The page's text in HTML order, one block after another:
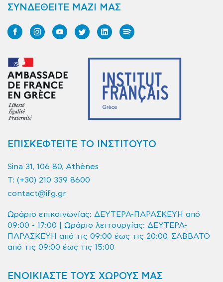
ΣΥΝΔΕΘΕΙΤΕ ΜΑΖΙ ΜΑΣ
ΕΠΙΣΚΕΦΤΕΙΤΕ ΤΟ ΙΝΣΤΙΤΟΥΤΟ
Sina 31, 106 80, Athènes
T: (+30) 210 339 8600
contact@ifg.gr
Ωράριο επικοινωνίας: ΔΕΥΤΕΡΑ-ΠΑΡΑΣΚΕΥΗ από
09:00 - 17:00 | Ωράριο λειτουργίας: ΔΕΥΤΕΡΑ-
ΠΑΡΑΣΚΕΥΗ από τις 09:00 έως τις 20:00, ΣΑΒΒΑΤΟ
από τις 09:00 έως τις 15:00
ΕΝΟΙΚΙΑΣΤΕ ΤΟΥΣ ΧΩΡΟΥΣ ΜΑΣ